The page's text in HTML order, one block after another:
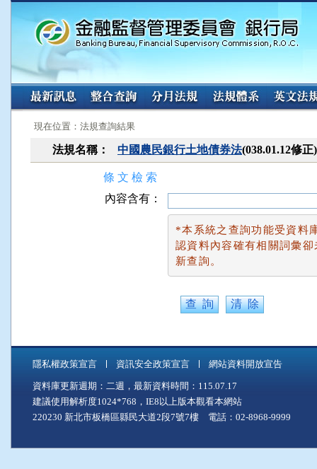
:::
現在位置：法規查詢結果
法規名稱： 中國農民銀行土地債券法(038.01.12修
條 文 檢 索
內容含有：
*本系統之查詢功能受資料
認資料內容確有相關詞彙
新查詢。
隱私權政策宣言 資訊安全政策宣言 網站資料開放宣告
資料庫更新週期：二週，最新資料時間：115.07.17
建議使用解析度1024*768，IE8以上版本觀看本網站
220230 新北市板橋區縣民大道2段7號7樓 電話：02-8968-9999